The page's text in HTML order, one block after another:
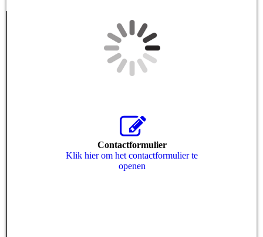
Contactformulier
Klik hier om het contactformulier te
openen